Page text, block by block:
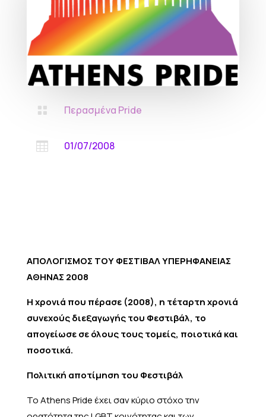
 Περασμένα Pride
 01/07/2008
ΑΠΟΛΟΓΙΣΜΟΣ ΤΟΥ ΦΕΣΤΙΒΑΛ ΥΠΕΡΗΦΑΝΕΙΑΣ
ΑΘΗΝΑΣ 2008
Η χρονιά που πέρασε (2008), η τέταρτη χρονιά
συνεχούς διεξαγωγής του Φεστιβάλ, το
απογείωσε σε όλους τους τομείς, ποιοτικά και
ποσοτικά.
Πολιτική αποτίμηση του Φεστιβάλ
Το Athens Pride έχει σαν κύριο στόχο την